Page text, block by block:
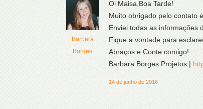
Barbara
Borges
Oi Maisa,Boa Tarde!
Muito obrigado pelo contato
Enviei todas as informações
Fique a vontade para
Abraços e Conte comigo!
Barbara Borges Projetos |
14 de junho de 2016